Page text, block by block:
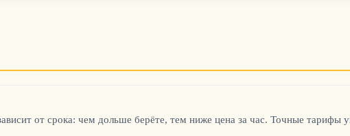
от срока: чем дольше берёте, тем ниже цена за час. Точные тарифы